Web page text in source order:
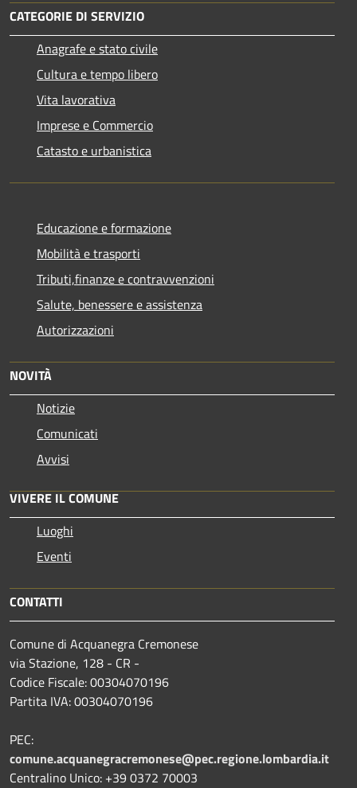
CATEGORIE DI SERVIZIO
Anagrafe e stato civile
Cultura e tempo libero
Vita lavorativa
Imprese e Commercio
Catasto e urbanistica
Educazione e formazione
Mobilità e trasporti
Tributi,finanze e contravvenzioni
Salute, benessere e assistenza
Autorizzazioni
NOVITÀ
Notizie
Comunicati
Avvisi
VIVERE IL COMUNE
Luoghi
Eventi
CONTATTI
Comune di Acquanegra Cremonese
via Stazione, 128 - CR -
Codice Fiscale: 00304070196
Partita IVA: 00304070196
PEC:
comune.acquanegracremonese@pec.regione.lombardia.it
Centralino Unico: +39 0372 70003